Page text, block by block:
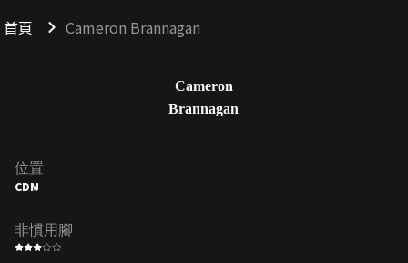
首頁 Cameron Brannagan
Cameron
Brannagan
位置
CDM
非慣用腳